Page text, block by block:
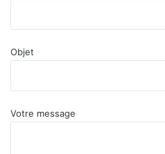
Objet
Votre message